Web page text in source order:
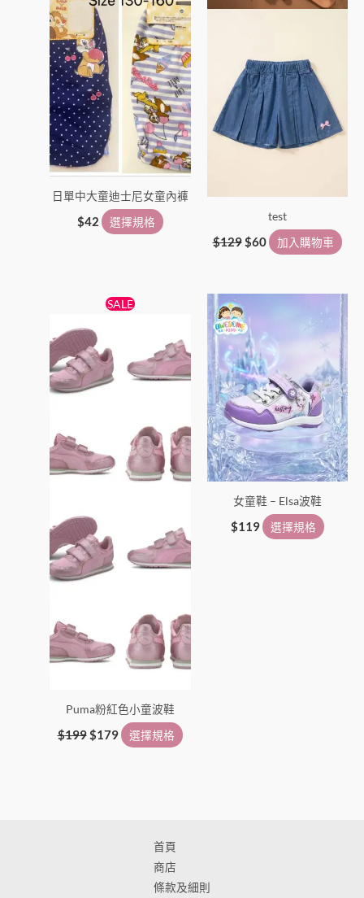
日單中大童迪士尼女童內褲
$42 選擇規格
產
品
頁
面
選
擇
選
項
test
$129 $60 加入購物車
SALE
Puma粉紅色小童波鞋
$199
價
格：
$199。
$179
目
前
$179。
選擇規格
品
有
多
款
式。
在
品
頁
面
選
項
女童鞋 – Elsa波鞋
$119 選擇規格
品
有
多
種
款
式。
可
在
品
首頁
商店
條款及細則